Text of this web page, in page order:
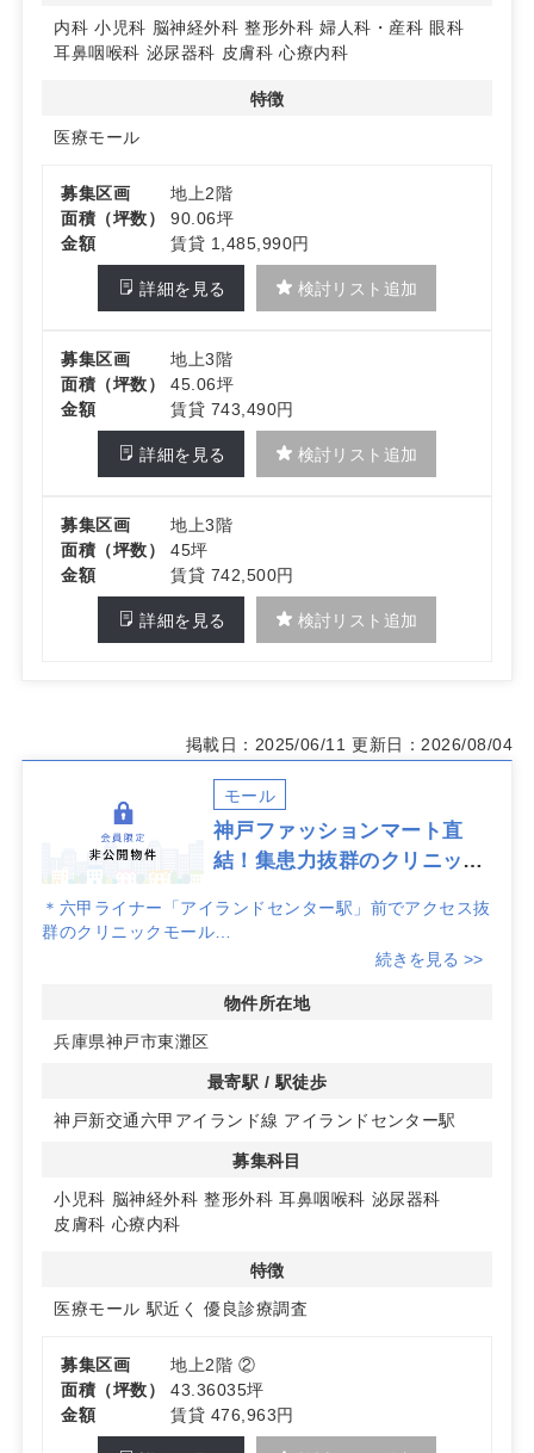
内科 小児科 脳神経外科 整形外科 婦人科・産科 眼科
耳鼻咽喉科 泌尿器科 皮膚科 心療内科
特徴
医療モール
募集区画
地上2階
面積（坪数）
90.06坪
金額
賃貸 1,485,990円
詳細を見る 検討リスト追加
募集区画
地上3階
面積（坪数）
45.06坪
金額
賃貸 743,490円
詳細を見る 検討リスト追加
募集区画
地上3階
面積（坪数）
45坪
金額
賃貸 742,500円
詳細を見る 検討リスト追加
掲載日：2025/06/11 更新日：2026/08/04
モール
神戸ファッションマート直
結！集患力抜群のクリニック
＊六甲ライナー「アイランドセンター駅」前でアクセス抜
群のクリニックモール
＊六甲アイランドは再開発が進んでおり、人口の増加して
＊近隣に医療機関少なく、整形外科、皮膚科、耳鼻咽喉科
＊駐車場206台完備
＊内科・眼科入居決定
続きを見る >>
物件所在地
兵庫県神戸市東灘区
最寄駅 / 駅徒歩
神戸新交通六甲アイランド線 アイランドセンター駅
募集科目
小児科 脳神経外科 整形外科 耳鼻咽喉科 泌尿器科
皮膚科 心療内科
特徴
医療モール 駅近く 優良診療調査
募集区画
地上2階 ②
面積（坪数）
43.36035坪
金額
賃貸 476,963円